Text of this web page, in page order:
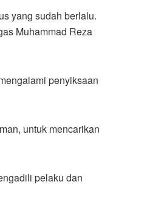
yang sudah berlalu.
Muhammad Reza
penyiksaan
untuk mencarikan
pelaku dan